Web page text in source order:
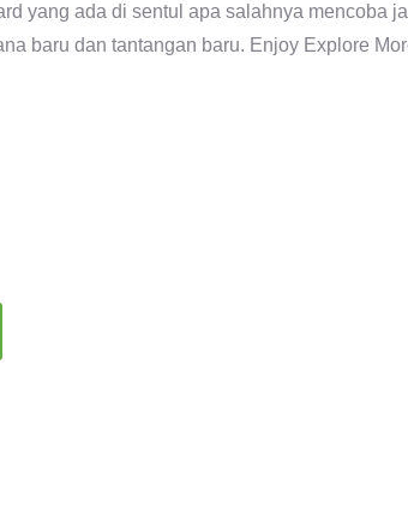
yang ada di sentul apa salahnya mencoba
baru dan tantangan baru. Enjoy Explore